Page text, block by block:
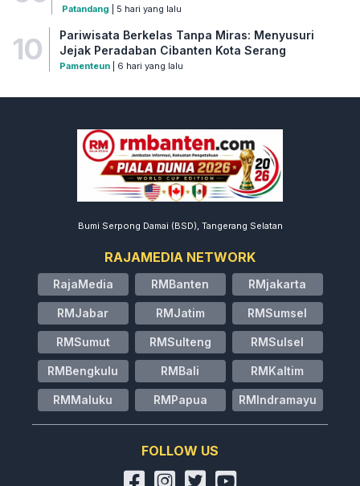
Patandang | 5 hari yang lalu
10
Pariwisata Berkelas Tanpa Miras: Menyusuri
Jejak Peradaban Cibanten Kota Serang
Pamenteun| 6 hari yang lalu
Bumi Serpong Damai (BSD), Tangerang Selatan
RAJAMEDIA NETWORK
RajaMedia RMBanten RMjakarta
RMJabar RMJatim RMSumsel
RMSumut RMSulteng RMSulsel
RMBengkulu RMBali RMKaltim
RMMaluku RMPapua RMIndramayu
FOLLOW US